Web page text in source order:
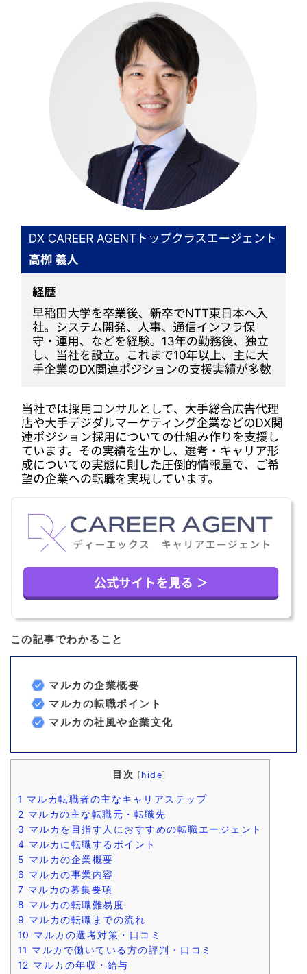
この記事でわかること
マルカの企業概要
マルカの転職ポイント
マルカの社風や企業文化
目次 [ hide]
1 マルカ転職者の主なキャリアステップ
2 マルカの主な転職元・転職先
3 マルカを目指す人におすすめの転職エージェント
4 マルカに転職するポイント
5 マルカの企業概要
6 マルカの事業内容
7 マルカの募集要項
8 マルカの転職難易度
9 マルカの転職までの流れ
10 マルカの選考対策・口コミ
11 マルカで働いている方の評判・口コミ
12 マルカの年収・給与